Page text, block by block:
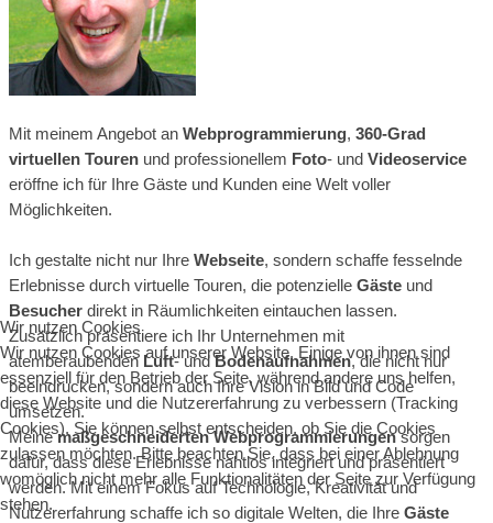
Mit meinem Angebot an Webprogrammierung, 360-Grad
virtuellen Touren und professionellem Foto- und Videoservice
eröffne ich für Ihre Gäste und Kunden eine Welt voller
Möglichkeiten.
Ich gestalte nicht nur Ihre Webseite, sondern schaffe fesselnde
Erlebnisse durch virtuelle Touren, die potenzielle Gäste und
Besucher direkt in Räumlichkeiten eintauchen lassen.
Zusätzlich präsentiere ich Ihr Unternehmen mit
atemberaubenden Luft- undBodenaufnahmen, die nicht nur
beeindrucken, sondern auch Ihre Vision in Bild und Code
umsetzen.
Meinemaßgeschneiderten Webprogrammierungensorgen
dafür, dass diese Erlebnisse nahtlos integriert und präsentiert
werden. Mit einem Fokus auf Technologie, Kreativität und
Nutzererfahrung schaffe ich so digitale Welten, die Ihre Gäste
Wir nutzen Cookies
Wir nutzen Cookies auf unserer Website. Einige von ihnen sind
essenziell für den Betrieb der Seite, während andere uns helfen,
diese Website und die Nutzererfahrung zu verbessern (Tracking
Cookies). Sie können selbst entscheiden, ob Sie die Cookies
zulassen möchten. Bitte beachten Sie, dass bei einer Ablehnung
womöglich nicht mehr alle Funktionalitäten der Seite zur Verfügung
stehen.